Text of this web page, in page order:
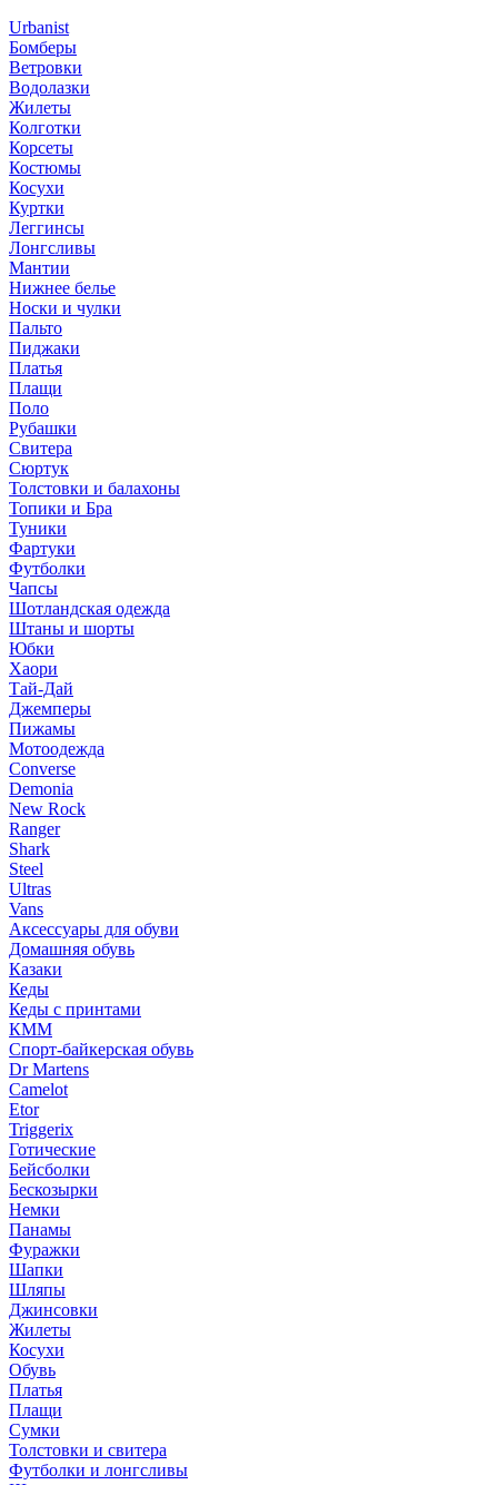
Urbanist
Бомберы
Ветровки
Водолазки
Жилеты
Колготки
Корсеты
Костюмы
Косухи
Куртки
Леггинсы
Лонгсливы
Мантии
Нижнее белье
Носки и чулки
Пальто
Пиджаки
Платья
Плащи
Поло
Рубашки
Свитера
Сюртук
Толстовки и балахоны
Топики и Бра
Туники
Фартуки
Футболки
Чапсы
Шотландская одежда
Штаны и шорты
Юбки
Хаори
Тай-Дай
Джемперы
Пижамы
Мотоодежда
Converse
Demonia
New Rock
Ranger
Shark
Steel
Ultras
Vans
Аксессуары для обуви
Домашняя обувь
Казаки
Кеды
Кеды с принтами
КММ
Спорт-байкерская обувь
Dr Martens
Camelot
Etor
Triggerix
Готические
Бейсболки
Бескозырки
Немки
Панамы
Фуражки
Шапки
Шляпы
Джинсовки
Жилеты
Косухи
Обувь
Платья
Плащи
Сумки
Толстовки и свитера
Футболки и лонгсливы